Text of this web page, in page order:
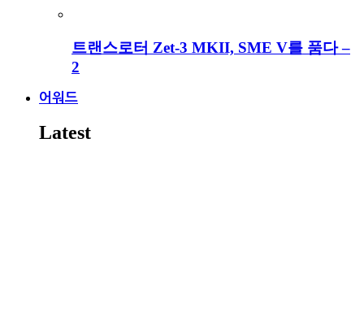
트랜스로터 Zet-3 MKII, SME V를 품다 –
2
어워드
Latest